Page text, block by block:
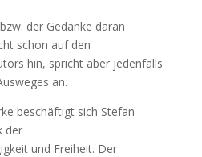
der Gedanke daran
schon auf den
hin, spricht aber jedenfalls
an.
beschäftigt sich Stefan
der
und Freiheit. Der